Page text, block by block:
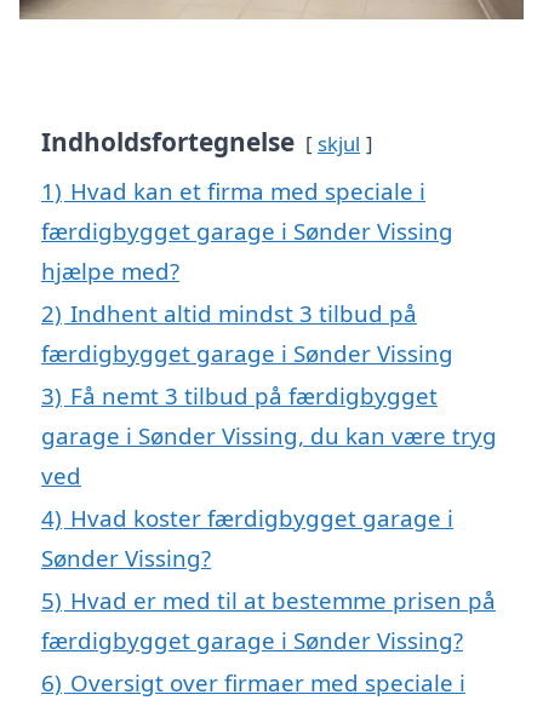
Indholdsfortegnelse skjul
1) Hvad kan et firma med speciale i
færdigbygget garage i Sønder Vissing
hjælpe med?
2) Indhent altid mindst 3 tilbud på
færdigbygget garage i Sønder Vissing
3) Få nemt 3 tilbud på færdigbygget
garage i Sønder Vissing, du kan være tryg
ved
4) Hvad koster færdigbygget garage i
Sønder Vissing?
5) Hvad er med til at bestemme prisen på
færdigbygget garage i Sønder Vissing?
6) Oversigt over firmaer med speciale i